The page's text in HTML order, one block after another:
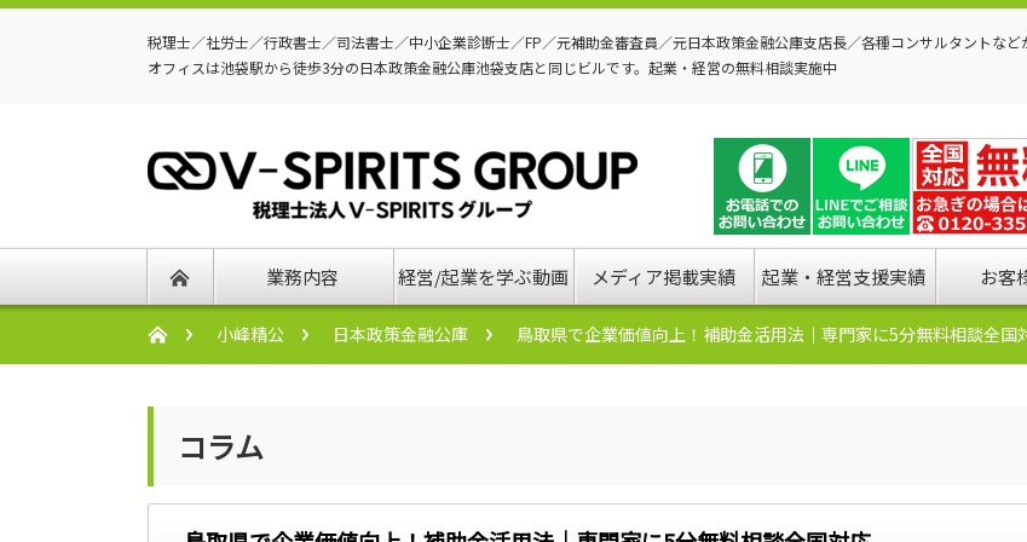
税理士／社労士／行政書士／司法書士／中小企業診断士／FP／元補助金審査員／元日本政策金融公庫支店長／各種コンサルタントな
オフィスは池袋駅から徒歩3分の日本政策金融公庫池袋支店と同じビルです。起業・経営の無料相談実施中
業務内容 経営/起業を学ぶ動画 メディア掲載実績 起業・経営支援実績 お客
小峰精公 日本政策金融公庫 鳥取県で企業価値向上！補助金活用法｜専門家に5分無料相談全国
コラム